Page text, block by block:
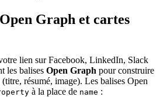
Graph et cartes
lien sur Facebook, LinkedIn, Slack
les balises Open Graph pour construire
résumé, image). Les balises Open
à la place de name :